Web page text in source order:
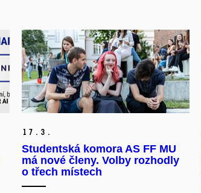
17. 3.
Studentská komora AS FF MU
má nové členy. Volby rozhodly
o třech místech